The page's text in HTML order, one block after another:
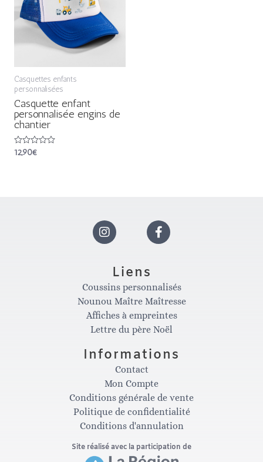
Casquettes enfants
personnalisées
Casquette enfant
personnalisée engins de
chantier
Note
12,90€
I
n
s
t
a
g
r
F
a
c
e
b
o
o
Liens
Coussins personnalisés
Nounou Maître Maîtresse
Affiches à empreintes
Lettre du père Noël
Informations
Contact
Mon Compte
Conditions générale de vente
Politique de confidentialité
Conditions d'annulation
Site réalisé avec la participation de